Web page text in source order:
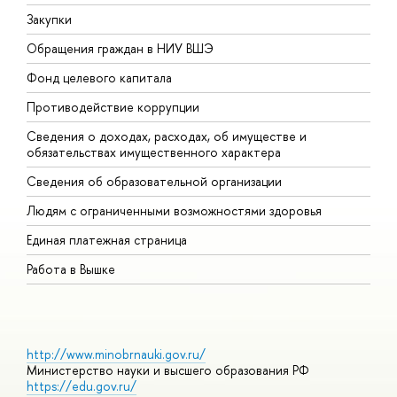
Закупки
Обращения граждан в НИУ ВШЭ
Фонд целевого капитала
Противодействие коррупции
Сведения о доходах, расходах, об имуществе и
обязательствах имущественного характера
Сведения об образовательной организации
Людям с ограниченными возможностями здоровья
Единая платежная страница
Работа в Вышке
http://www.minobrnauki.gov.ru/
Министерство науки и высшего образования РФ
https://edu.gov.ru/